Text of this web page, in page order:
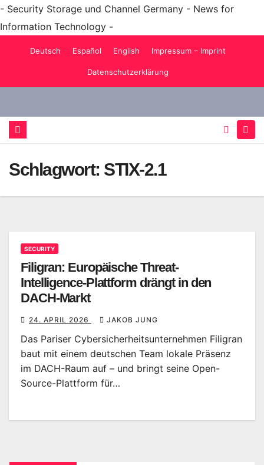
- Security Storage und Channel Germany - News for
Information Technology -
Deutsch Español English Impressum – Imprint
Datenschutzerklärung
Schlagwort: STIX-2.1
SECURITY
Filigran: Europäische Threat-
Intelligence-Plattform drängt in den
DACH-Markt
24. APRIL 2026 JAKOB JUNG
Das Pariser Cybersicherheitsunternehmen Filigran
baut mit einem deutschen Team lokale Präsenz
im DACH-Raum auf – und bringt seine Open-
Source-Plattform für…